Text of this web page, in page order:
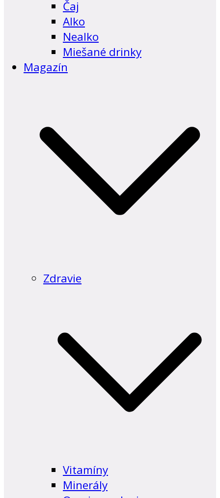
Čaj
Alko
Nealko
Miešané drinky
Magazín
Zdravie
Vitamíny
Minerály